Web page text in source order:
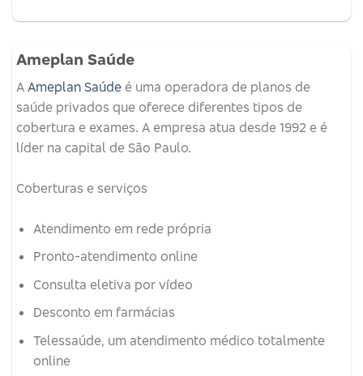
Ameplan Saúde
A Ameplan Saúde é uma operadora de planos de
saúde privados que oferece diferentes tipos de
cobertura e exames. A empresa atua desde 1992 e é
líder na capital de São Paulo.
Coberturas e serviços
Atendimento em rede própria
Pronto-atendimento online
Consulta eletiva por vídeo
Desconto em farmácias
Telessaúde, um atendimento médico totalmente
online